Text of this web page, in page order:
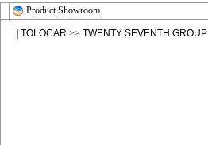
Product Showroom
TOLOCAR >> TWENTY SEVENTH GROUP